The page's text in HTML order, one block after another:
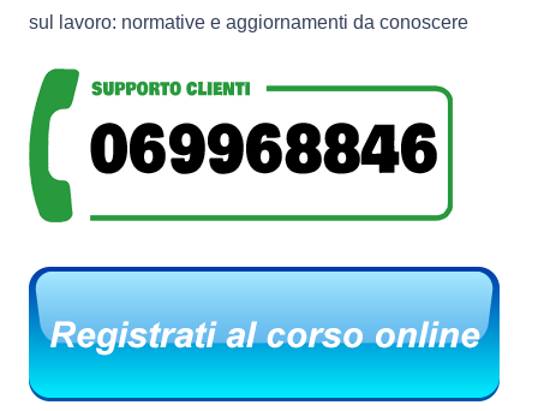
sul lavoro: normative e aggiornamenti da conoscere